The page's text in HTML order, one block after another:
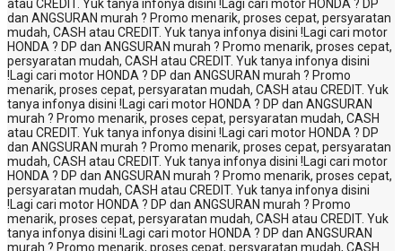
atau CREDIT. Yuk tanya infonya disini ! Lagi cari motor HONDA ? DP
dan ANGSURAN murah ? Promo menarik, proses cepat, persyaratan
mudah, CASH atau CREDIT. Yuk tanya infonya disini ! Lagi cari motor
HONDA ? DP dan ANGSURAN murah ? Promo menarik, proses cepat,
persyaratan mudah, CASH atau CREDIT. Yuk tanya infonya disini
! Lagi cari motor HONDA ? DP dan ANGSURAN murah ? Promo
menarik, proses cepat, persyaratan mudah, CASH atau CREDIT. Yuk
tanya infonya disini ! Lagi cari motor HONDA ? DP dan ANGSURAN
murah ? Promo menarik, proses cepat, persyaratan mudah, CASH
atau CREDIT. Yuk tanya infonya disini ! Lagi cari motor HONDA ? DP
dan ANGSURAN murah ? Promo menarik, proses cepat, persyaratan
mudah, CASH atau CREDIT. Yuk tanya infonya disini ! Lagi cari motor
HONDA ? DP dan ANGSURAN murah ? Promo menarik, proses cepat,
persyaratan mudah, CASH atau CREDIT. Yuk tanya infonya disini
! Lagi cari motor HONDA ? DP dan ANGSURAN murah ? Promo
menarik, proses cepat, persyaratan mudah, CASH atau CREDIT. Yuk
tanya infonya disini ! Lagi cari motor HONDA ? DP dan ANGSURAN
murah ? Promo menarik, proses cepat, persyaratan mudah, CASH